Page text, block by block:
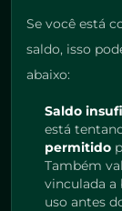
Se você está
saldo, isso
abaixo:
Saldo
está
permitido
Também
vinculada a
uso antes